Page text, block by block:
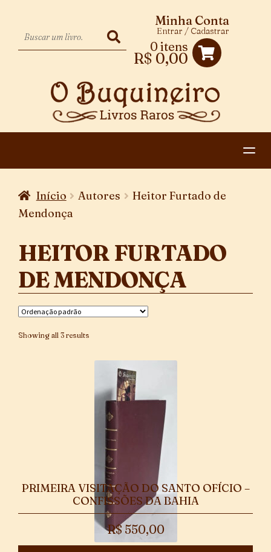
0 itens
R$ 0,00
Minha Conta
Entrar / Cadastrar
CONTATO
Início Autores
Heitor Furtado de
Mendonça
HEITOR FURTADO
DE MENDONÇA
Showing all 3 results
PRIMEIRA VISITAÇÃO DO SANTO OFÍCIO –
CONFISSÕES DA BAHIA
R$550,00